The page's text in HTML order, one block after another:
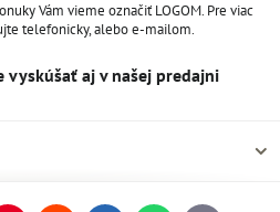
Vám vieme označiť LOGOM. Pre viac
telefonicky, alebo e-mailom.
vyskúšať aj v našej predajni